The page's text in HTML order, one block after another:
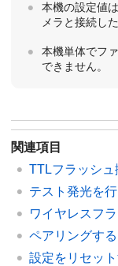
本機の設定値
メラと接続し
本機単体でフ
できません。
関連項目
TTLフラッシュ
テスト発光を行
ワイヤレスフ
ペアリングす
設定をリセッ